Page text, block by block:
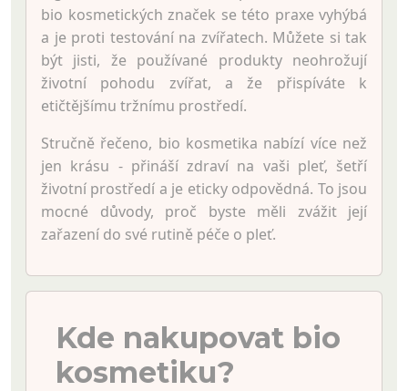
bio kosmetických značek se této praxe vyhýbá
a je proti testování na zvířatech. Můžete si tak
být jisti, že používané produkty neohrožují
životní pohodu zvířat, a že přispíváte k
etičtějšímu tržnímu prostředí.
Stručně řečeno, bio kosmetika nabízí více než
jen krásu - přináší zdraví na vaši pleť, šetří
životní prostředí a je eticky odpovědná. To jsou
mocné důvody, proč byste měli zvážit její
zařazení do své rutině péče o pleť.
Kde nakupovat bio
kosmetiku?